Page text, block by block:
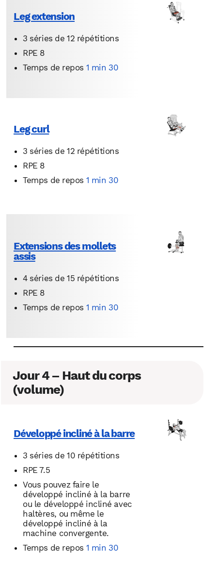
Leg extension
3 séries de 12 répétitions
RPE 8
Temps de repos 1 min 30
Leg curl
3 séries de 12 répétitions
RPE 8
Temps de repos 1 min 30
Extensions des mollets
assis
4 séries de 15 répétitions
RPE 8
Temps de repos 1 min 30
Jour 4 – Haut du corps
(volume)
Développé incliné à la barre
3 séries de 10 répétitions
RPE 7.5
Vous pouvez faire le
développé incliné à la barre
ou le développé incliné avec
haltères, ou même le
développé incliné à la
machine convergente.
Temps de repos 1 min 30